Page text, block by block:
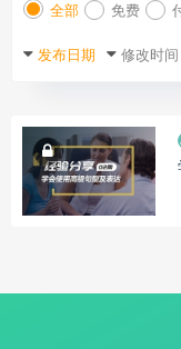
全部 免费
发布日期 修改时间